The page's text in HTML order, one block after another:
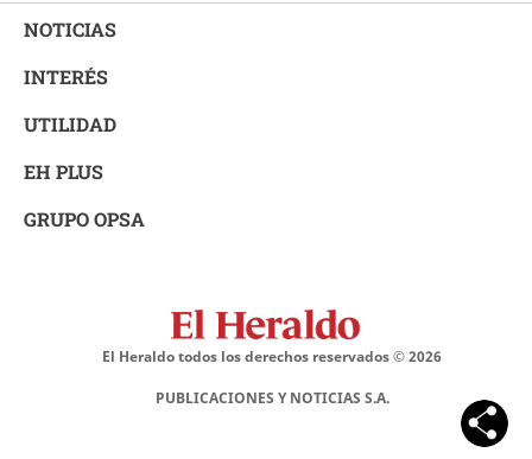
NOTICIAS
INTERÉS
UTILIDAD
EH PLUS
GRUPO OPSA
El Heraldo todos los derechos reservados ©2026
PUBLICACIONES Y NOTICIAS S.A.